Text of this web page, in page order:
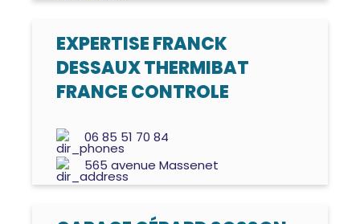
EXPERTISE FRANCK
DESSAUX THERMIBAT
FRANCE CONTROLE
06 85 51 70 84
565 avenue Massenet